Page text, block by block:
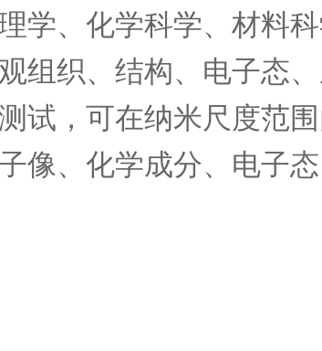
学、化学科学、材料
组织、结构、电子态
试，可在纳米尺度范
像、化学成分、电子